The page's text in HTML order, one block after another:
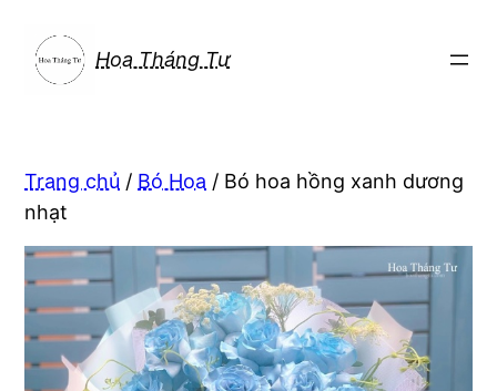
phần
Hoa Tháng Tư
Trang chủ / Bó Hoa / Bó hoa hồng xanh dương
nhạt